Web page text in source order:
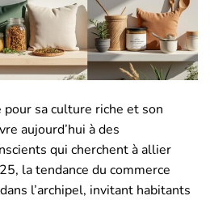
sa culture riche et son
aujourd’hui à des
qui cherchent à allier
la tendance du commerce
l’archipel, invitant habitants